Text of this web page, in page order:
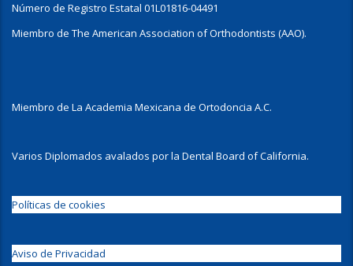
Número de Registro Estatal 01L01816-04491
Miembro de The American Association of Orthodontists (AAO).
Miembro de La Academia Mexicana de Ortodoncia A.C.
Varios Diplomados avalados por la Dental Board of California.
Políticas de cookies
Aviso de Privacidad